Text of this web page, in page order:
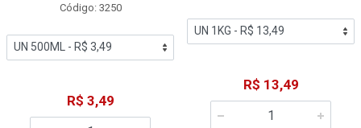
Código: 3250
R$ 3,49
R$ 13,49